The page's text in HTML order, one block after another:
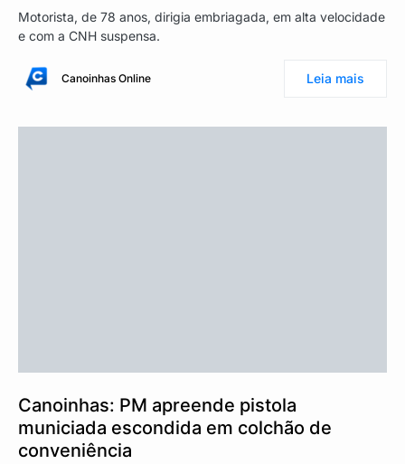
Motorista, de 78 anos, dirigia embriagada, em alta velocidade
e com a CNH suspensa.
Canoinhas Online Leia mais
Canoinhas: PM apreende pistola
municiada escondida em colchão de
conveniência